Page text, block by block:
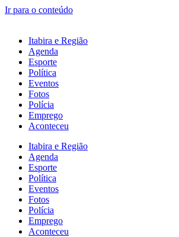
Ir para o conteúdo
Itabira e Região
Agenda
Esporte
Política
Eventos
Fotos
Polícia
Emprego
Aconteceu
Itabira e Região
Agenda
Esporte
Política
Eventos
Fotos
Polícia
Emprego
Aconteceu